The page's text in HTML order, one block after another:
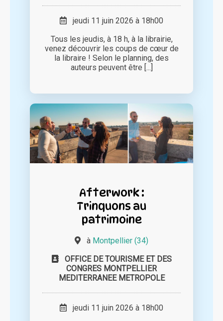
jeudi 11 juin 2026 à 18h00
Tous les jeudis, à 18 h, à la librairie,
venez découvrir les coups de cœur de
la libraire ! Selon le planning, des
auteurs peuvent être [...]
Afterwork :
Trinquons au
patrimoine
à Montpellier (34)
OFFICE DE TOURISME ET DES
CONGRES MONTPELLIER
MEDITERRANEE METROPOLE
jeudi 11 juin 2026 à 18h00